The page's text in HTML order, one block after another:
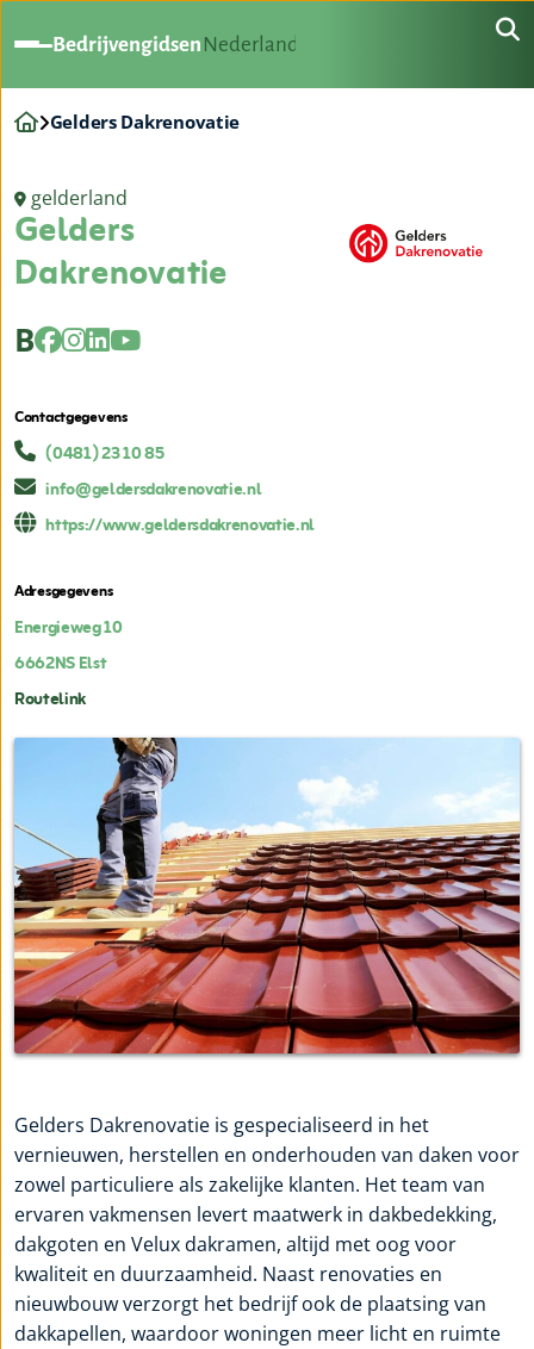
Bedrijvengidsen Nederland
Gelders Dakrenovatie
gelderland
Gelders
Dakrenovatie
B
Contactgegevens
(0481) 23 10 85
info@geldersdakrenovatie.nl
https://www.geldersdakrenovatie.nl
Adresgegevens
Energieweg 10
6662NSElst
Routelink
Gelders Dakrenovatie is gespecialiseerd in het
vernieuwen, herstellen en onderhouden van daken voor
zowel particuliere als zakelijke klanten. Het team van
ervaren vakmensen levert maatwerk in dakbedekking,
dakgoten en Velux dakramen, altijd met oog voor
kwaliteit en duurzaamheid. Naast renovaties en
nieuwbouw verzorgt het bedrijf ook de plaatsing van
dakkapellen, waardoor woningen meer licht en ruimte